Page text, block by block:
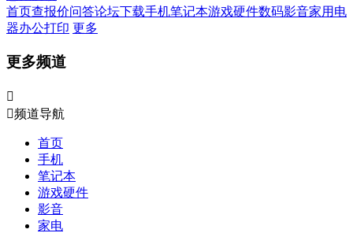
首页查报价问答论坛下载手机笔记本游戏硬件数码影音家用电
器办公打印 更多
更多频道

频道导航
首页
手机
笔记本
游戏硬件
影音
家电